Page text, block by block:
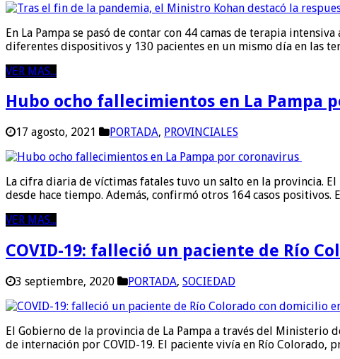
En La Pampa se pasó de contar con 44 camas de terapia
diferentes dispositivos y 130 pacientes en un mismo día en las
VER MAS...
Hubo ocho fallecimientos en La Pampa
17 agosto, 2021 PORTADA, PROVINCIALES
La cifra diaria de víctimas fatales tuvo un salto en la provincia.
desde hace tiempo. Además, confirmó otros 164 casos
VER MAS...
COVID-19: falleció un paciente de Río
3 septiembre, 2020 PORTADA, SOCIEDAD
El Gobierno de la provincia de La Pampa a través del
de internación por COVID-19. El paciente vivía en Río Colorado,